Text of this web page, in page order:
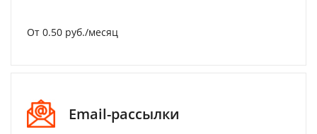
От 0.50 руб./месяц
Email-рассылки